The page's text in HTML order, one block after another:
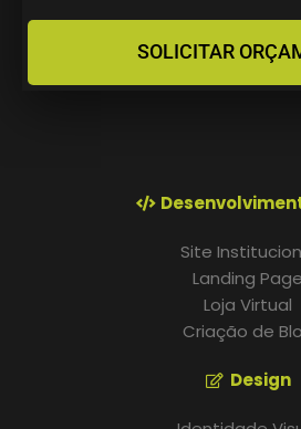
SOLICITAR
Site
Landing Page
Loja Virtual
Criação de
Design